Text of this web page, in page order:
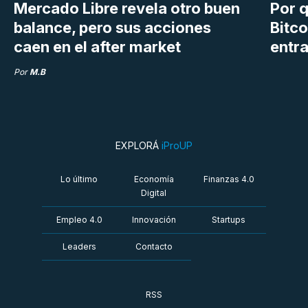
Mercado Libre revela otro buen
balance, pero sus acciones
caen en el after market
Por M.B
Por
EXPLORÁ iProUP
Lo último
Economía
Digital
Finanzas 4.0
Empleo 4.0 Innovación Startups
Leaders Contacto
RSS